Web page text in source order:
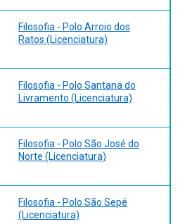
Filosofia - Polo Arroio dos
Ratos (Licenciatura)
Filosofia - Polo Santana do
Livramento (Licenciatura)
Filosofia - Polo São José do
Norte (Licenciatura)
Filosofia - Polo São Sepé
(Licenciatura)